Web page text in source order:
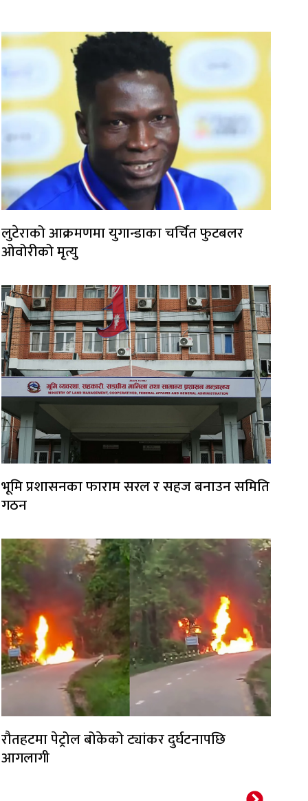
लुटेराको आक्रमणमा युगान्डाका चर्चित फुटबलर
ओवोरीको मृत्यु
भूमि प्रशासनका फाराम सरल र सहज बनाउन समिति
गठन
रौतहटमा पेट्रोल बोकेको ट्यांकर दुर्घटनापछि
आगलागी